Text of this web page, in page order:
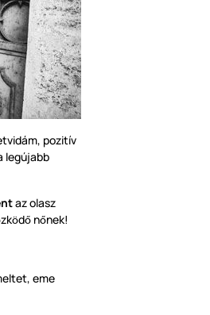
pozitív
legújabb
az olasz
zködő nőnek!
eme